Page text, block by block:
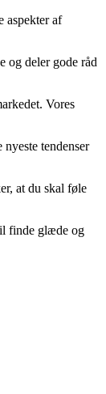
aspekter af
og deler gode råd
Vores
tendenser
at du skal føle
finde glæde og